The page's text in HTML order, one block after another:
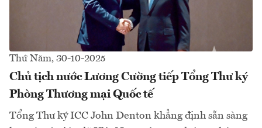
Thứ Năm, 30-10-2025
Chủ tịch nước Lương Cường tiếp Tổng Thư ký
Phòng Thương mại Quốc tế
Tổng Thư ký ICC John Denton khẳng định sẵn sàng